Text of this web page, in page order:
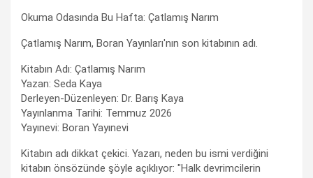
Okuma Odasında Bu Hafta: Çatlamış Narım
Çatlamış Narım, Boran Yayınları'nın son kitabının adı.
Kitabın Adı: Çatlamış Narım
Yazan: Seda Kaya
Derleyen-Düzenleyen: Dr. Barış Kaya
Yayınlanma Tarihi: Temmuz 2026
Yayınevi: Boran Yayınevi
Kitabın adı dikkat çekici. Yazarı, neden bu ismi verdiğini
kitabın önsözünde şöyle açıklıyor: "Halk devrimcilerin